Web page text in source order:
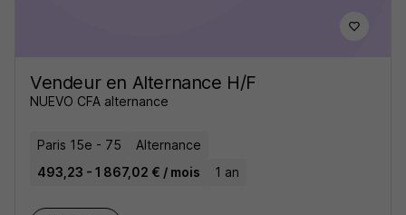
Vendeur en Alternance H/F
NUEVO CFA alternance
Paris 15e - 75
Alternance
493,23 - 1 867,02 € / mois
1 an